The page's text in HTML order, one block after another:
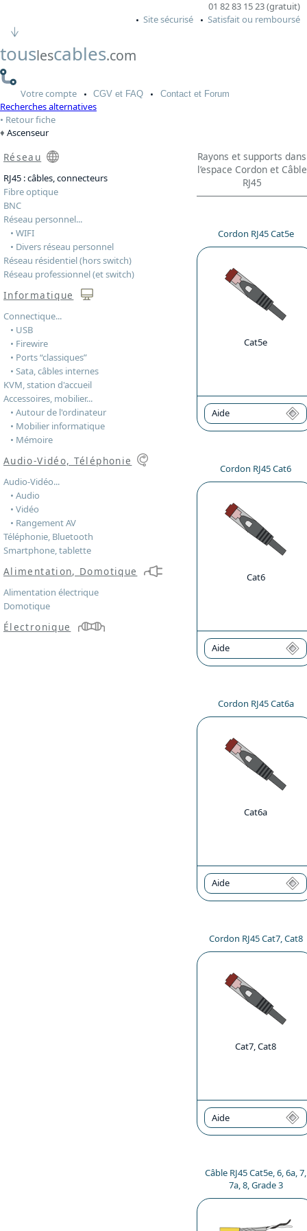
01 82 83 15 23 (gratuit)
Site sécurisé
Satisfait ou remboursé
touslescables.com
Votrecompte CGV et FAQ Contactet Forum
Recherches alternatives
Retour fiche
Ascenseur
Rayons et supports dans
l’espace Cordon et Câble
RJ45
Cordon RJ45 Cat5e
Cat5e
Aide
Cordon RJ45 Cat6
Cat6
Aide
Cordon RJ45 Cat6a
Cat6a
Aide
Cordon RJ45 Cat7, Cat8
Cat7, Cat8
Aide
Câble RJ45 Cat5e, 6, 6a, 7,
7a, 8, Grade 3
Réseau
RJ45 : câbles, connecteurs
Fibre optique
BNC
Réseau personnel...
• WIFI
• Divers réseau personnel
Réseau résidentiel (hors switch)
Réseau professionnel (et switch)
Informatique
Connectique...
• USB
• Firewire
• Ports “classiques”
• Sata, câbles internes
KVM, station d'accueil
Accessoires, mobilier...
• Autour de l'ordinateur
• Mobilier informatique
• Mémoire
Audio-Vidéo, Téléphonie
Audio-Vidéo...
• Audio
• Vidéo
• Rangement AV
Téléphonie, Bluetooth
Smartphone, tablette
Alimentation, Domotique
Alimentation électrique
Domotique
Électronique